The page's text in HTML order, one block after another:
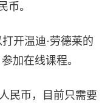
币。
开温迪·劳德莱的
加在线课程。
民币，目前只需要